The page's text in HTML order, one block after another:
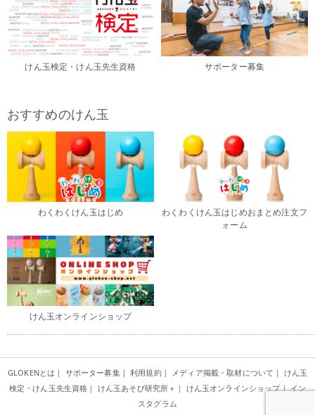
けん玉検定・けん玉先生資格 サポーター募集
おすすめのけん玉
わくわくけん玉はじめ
わくわくけん玉はじめおまとめ注文フ
ォーム
けん玉オンラインショップ
GLOKENとは ｜ サポーター募集｜ 利用規約｜ メディア掲載・取材について ｜ けん玉
検定・けん玉先生資格 ｜ けん玉あそび研究所＋ ｜ けん玉オンラインショップ｜ イン
スタグラム